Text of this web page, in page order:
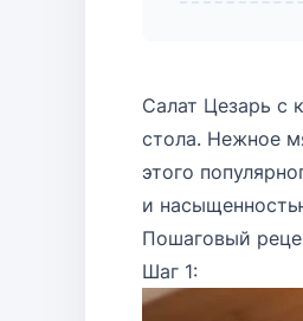
Салат Цезарь с
стола. Нежное
этого
и
Пошаговый
Шаг 1: